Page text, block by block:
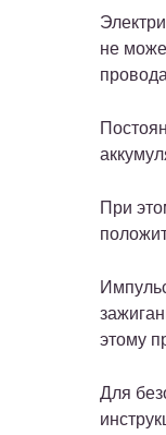
не
При
этому
Для